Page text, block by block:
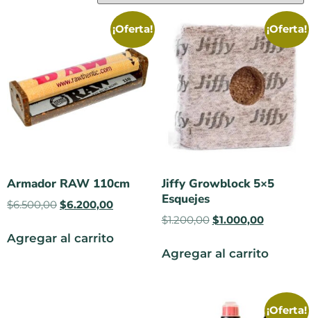
¡Oferta!
Armador RAW 110cm
$6.500,00 $6.200,00
Agregar al carrito
¡Oferta!
Jiffy Growblock 5×5
Esquejes
$1.200,00 $1.000,00
Agregar al carrito
¡Oferta!